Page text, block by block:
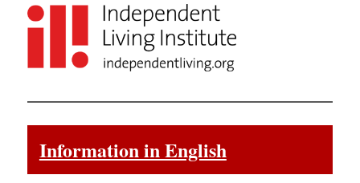
Information in English